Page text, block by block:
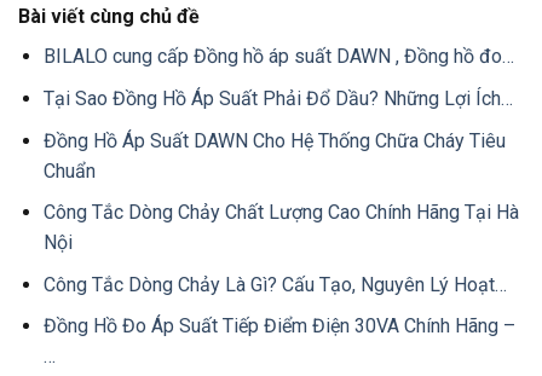
Bài viết cùng chủ đề
BILALO cung cấp Đồng hồ áp suất DAWN , Đồng hồ đo…
Tại Sao Đồng Hồ Áp Suất Phải Đổ Dầu? Những Lợi Ích…
Đồng Hồ Áp Suất DAWN Cho Hệ Thống Chữa Cháy Tiêu
Chuẩn
Công Tắc Dòng Chảy Chất Lượng Cao Chính Hãng Tại Hà
Nội
Công Tắc Dòng Chảy Là Gì? Cấu Tạo, Nguyên Lý Hoạt…
Đồng Hồ Đo Áp Suất Tiếp Điểm Điện 30VA Chính Hãng –
…